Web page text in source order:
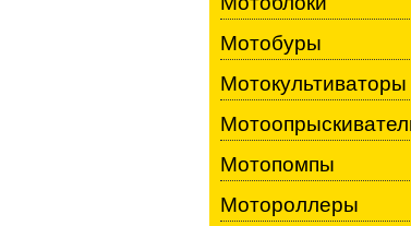
Мотобуры
Мотокультиваторы
Мотопомпы
Мотороллеры